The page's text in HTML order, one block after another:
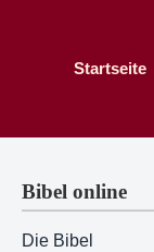
Startseite
Bibel online
Die Bibel